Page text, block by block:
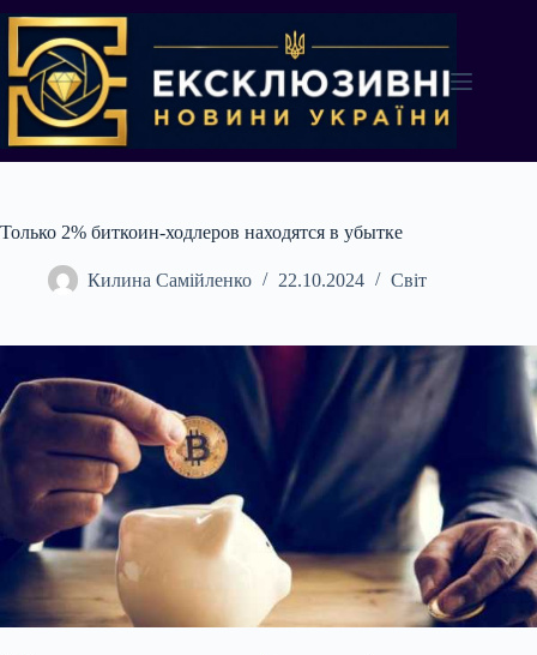
до
вмісту
Только 2% биткоин-ходлеров находятся в убытке
Килина Самійленко 22.10.2024 Світ